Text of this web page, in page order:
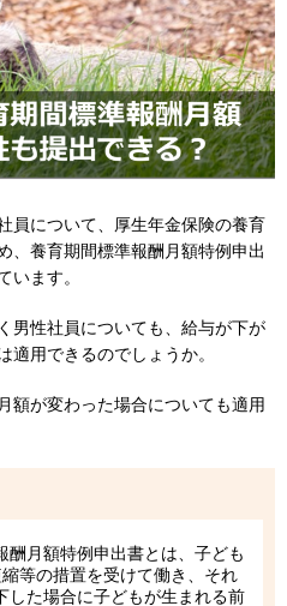
員について、厚生年金保険の養育
、養育期間標準報酬月額特例申出
います。
男性社員についても、給与が下が
適用できるのでしょうか。
額が変わった場合についても適用
酬月額特例申出書とは、子ども
等の措置を受けて働き、それ
した場合に子どもが生まれる前